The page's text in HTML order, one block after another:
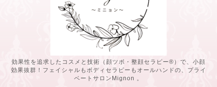
効果性を追求したコスメと技術（顔ツボ・整顔セラピー®️）で、小顔
効果抜群！フェイシャルもボディセラピーもオールハンドの、プライ
ベートサロンMignon 。